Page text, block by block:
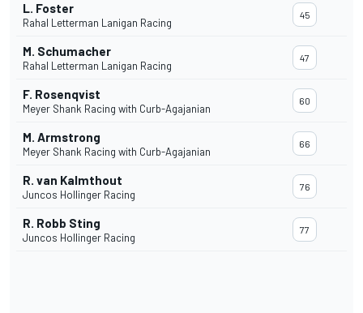
L. Foster
Rahal Letterman Lanigan Racing
45
M. Schumacher
Rahal Letterman Lanigan Racing
47
F. Rosenqvist
Meyer Shank Racing with Curb-Agajanian
60
M. Armstrong
Meyer Shank Racing with Curb-Agajanian
66
R. van Kalmthout
Juncos Hollinger Racing
76
R. Robb Sting
Juncos Hollinger Racing
77